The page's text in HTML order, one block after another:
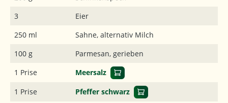
3
Eier
250 ml
Sahne, alternativ Milch
100 g
Parmesan, gerieben
1 Prise
Meersalz
1 Prise
Pfeffer schwarz